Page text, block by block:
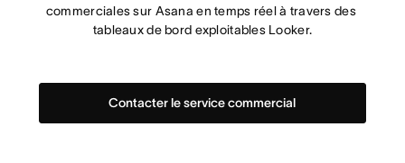
commerciales sur Asana en temps réel à travers des
tableaux de bord exploitables Looker.
Contacter le service commercial